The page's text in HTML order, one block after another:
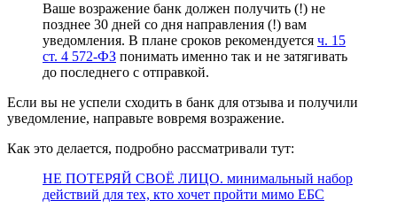
Ваше возражение банк должен получить (!) не
позднее 30 дней со дня направления (!) вам
уведомления. В плане сроков рекомендуется ч. 15
ст. 4 572-ФЗ понимать именно так и не затягивать
до последнего с отправкой.
Если вы не успели сходить в банк для отзыва и получили
уведомление, направьте вовремя возражение.
Как это делается, подробно рассматривали тут:
НЕ ПОТЕРЯЙ СВОЁ ЛИЦО. минимальный набор
действий для тех, кто хочет пройти мимо ЕБС